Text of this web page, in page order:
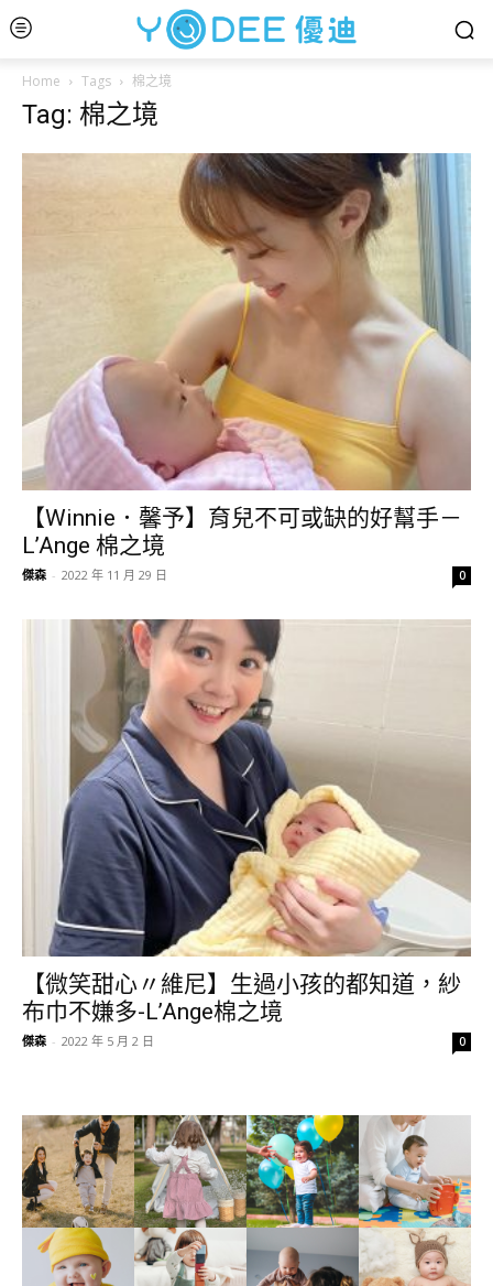
Home Tags 棉之境
Tag: 棉之境
【Winnie．馨予】育兒不可或缺的好幫手－
L’Ange 棉之境
傑森 - 2022 年 11 月 29 日 0
【微笑甜心〃維尼】生過小孩的都知道，紗
布巾不嫌多-L’Ange棉之境
傑森 - 2022 年 5 月 2 日 0